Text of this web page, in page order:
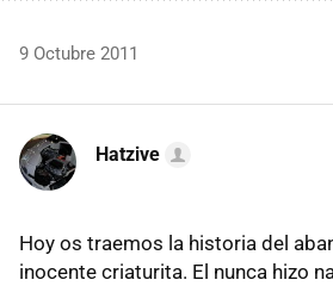
9 Octubre 2011
Hatzive
Hoy os traemos la historia del
inocente criaturita. El nunca hizo